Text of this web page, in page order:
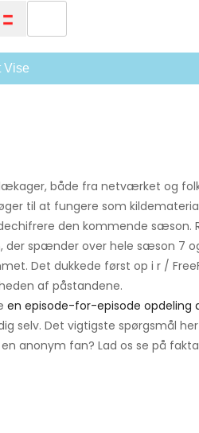
Vise
både fra netværket og
til at fungere som
den kommende sæson.
spænder over hele sæson 7
Det dukkede først op i r /
af ​​påstandene.
en episode-for-episode opdeling
selv. Det vigtigste spørgsmål her
anonym fan? Lad os se på